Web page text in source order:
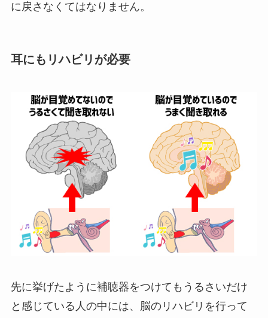
に戻さなくてはなりません。
耳にもリハビリが必要
先に挙げたように補聴器をつけてもうるさいだけ
と感じている人の中には、脳のリハビリを行って